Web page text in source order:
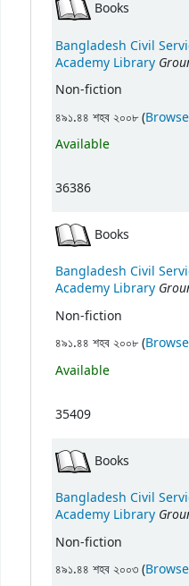
Books
Bangladesh Civil
Academy Library
Non-fiction
৪৯১.৪৪ শহব ২০০৮ (
Available
36386
Books
Bangladesh Civil
Academy Library
Non-fiction
৪৯১.৪৪ শহব ২০০৮ (
Available
35409
Books
Bangladesh Civil
Academy Library
Non-fiction
৪৯১.৪৪ শহব ২০০৩ (